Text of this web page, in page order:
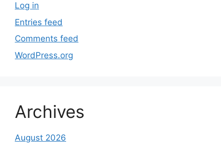
Log in
Entries feed
Comments feed
WordPress.org
Archives
August 2026